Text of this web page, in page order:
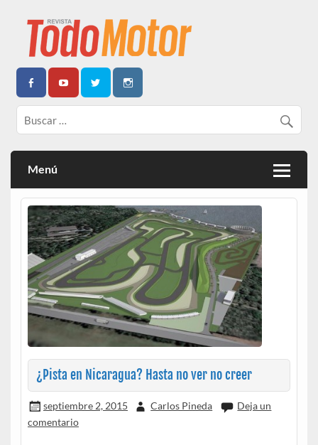
Todo Motor | Centroamérica
Menú
¿Pista en Nicaragua? Hasta no ver no creer
septiembre 2, 2015 Carlos Pineda
Deja un
comentario